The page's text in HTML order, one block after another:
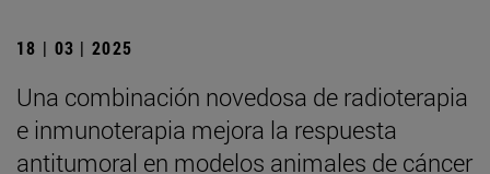
18 | 03 | 2025
Una combinación novedosa de radioterapia
e inmunoterapia mejora la respuesta
antitumoral en modelos animales de cáncer